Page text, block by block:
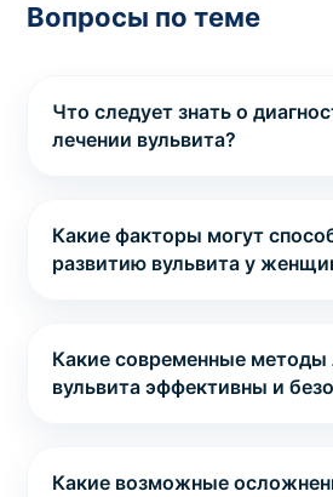
Вопросы по теме
Что следует знать о
лечении вульвита?
Какие факторы могут
развитию вульвита у
Какие современные методы
вульвита эффективны и
Какие возможные